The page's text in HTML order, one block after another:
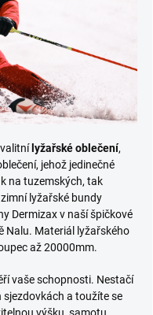
lyžařské oblečení,
jehož jedinečné
na tuzemských, tak
lyžařské bundy
Dermizaxv naší špičkové
Nalu. Materiál lyžařského
až 20000mm.
vaše schopnosti. Nestačí
a toužíte se
výšku, samotu